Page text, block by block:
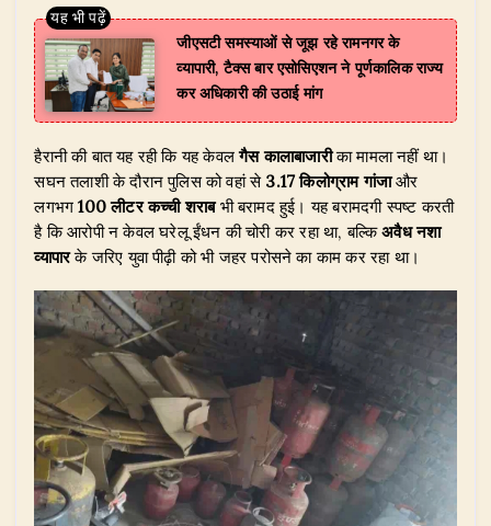
जीएसटी समस्याओं से जूझ रहे रामनगर के
व्यापारी, टैक्स बार एसोसिएशन ने पूर्णकालिक राज्य
कर अधिकारी की उठाई मांग
​हैरानी की बात यह रही कि यह केवलगैस कालाबाजारीका मामला नहीं था।
सघन तलाशी के दौरान पुलिस को वहां से 3.17 किलोग्राम गांजाऔर
लगभग100 लीटर कच्ची शराबभी बरामद हुई। यह बरामदगी स्पष्ट करती
है कि आरोपी न केवल घरेलू ईंधन की चोरी कर रहा था, बल्किअवैध नशा
व्यापारके जरिए युवा पीढ़ी को भी जहर परोसने का काम कर रहा था।